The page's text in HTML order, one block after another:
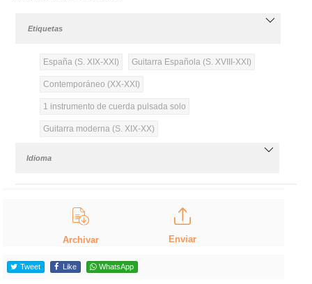
Etiquetas
España (S. XIX-XXI) Guitarra Española (S. XVIII-XXI)
Contemporáneo (XX-XXI)
1 instrumento de cuerda pulsada solo
Guitarra moderna (S. XIX-XX)
Idioma
Archivar Enviar
Tweet Like WhatsApp